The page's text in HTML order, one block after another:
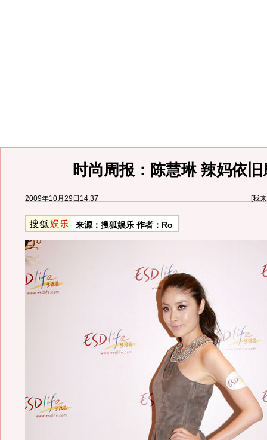
时尚周报：陈慧琳 辣妈依旧
2009年10月29日14:37 [我
来源： 搜狐娱乐作者：Ro